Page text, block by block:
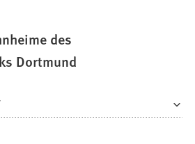
des
Dortmund